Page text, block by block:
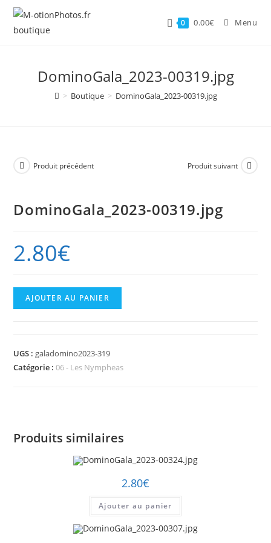
Skip
content
0 0.00€ Menu
DominoGala_2023-00319.jpg
> Boutique > DominoGala_2023-00319.jpg
Produit précédent Produit suivant
DominoGala_2023-00319.jpg
2.80€
quantité
de
AJOUTER AU PANIER
UGS : galadomino2023-319
Catégorie :06 - Les Nympheas
Produits similaires
2.80€
Ajouter au panier